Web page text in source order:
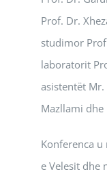
Prof. Dr.
studimor
laboratorit
asistentët Mr.
Mazllami dhe
Konferenca
e Velesit dhe